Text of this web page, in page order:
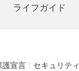
ライフガイド
宣言 セキュリティ